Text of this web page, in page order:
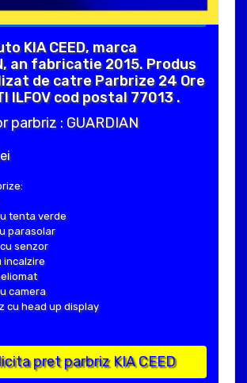
KIA CEED, marca
an fabricatie 2015. Produs
de catre Parbrize 24 Ore
ILFOV cod postal 77013 .
parbriz : GUARDIAN
tenta verde
parasolar
senzor
incalzire
camera
cu head up display
pret parbriz KIA CEED